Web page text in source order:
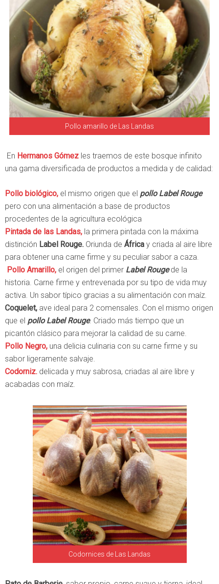
Pollo amarillo de Las Landas
En Hermanos Gómez les traemos de este bosque infinito
una gama diversificada de productos a medida y de calidad:
Pollo biológico, el mismo origen que el pollo Label Rouge
pero con una alimentación a base de productos
procedentes de la agricultura ecológica
Pintada de las Landas, la primera pintada con la máxima
distinción Label Rouge. Oriunda de África y criada al aire libre
para obtener una carne firme y su peculiar sabor a caza.
Pollo Amarillo, el origen del primer Label Rouge de la
historia. Carne firme y entrevenada por su tipo de vida muy
activa. Un sabor típico gracias a su alimentación con maíz.
Coquelet, ave ideal para 2 comensales. Con el mismo origen
que el pollo Label Rouge. Criado más tiempo que un
picantón clásico para mejorar la calidad de su carne.
Pollo Negro, una delicia culinaria con su carne firme y su
sabor ligeramente salvaje.
Codorniz. delicada y muy sabrosa, criadas al aire libre y
acabadas con maíz.
Codornices de Las Landas